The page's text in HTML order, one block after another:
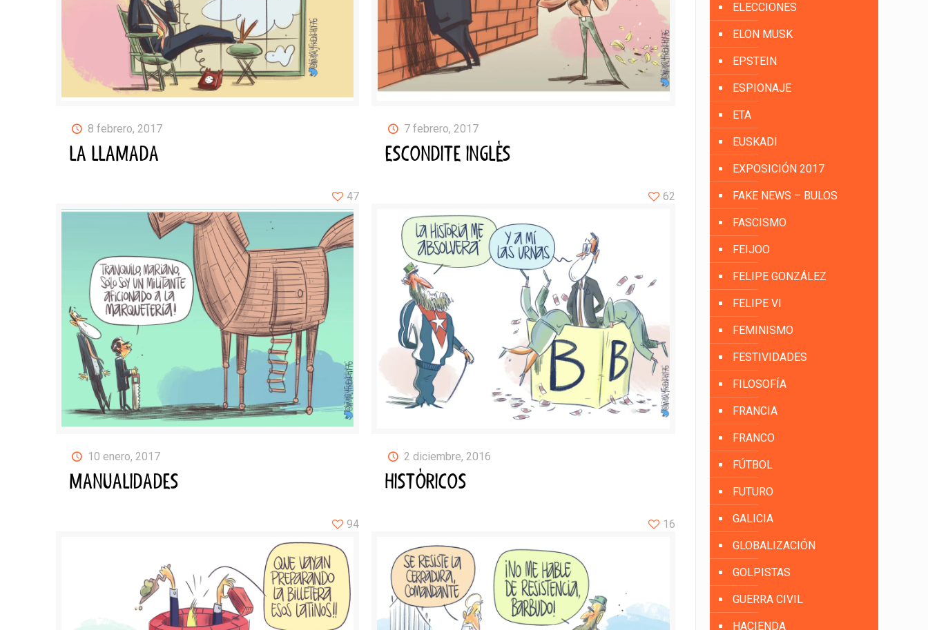
8 febrero, 2017
LA LLAMADA
7 febrero, 2017
ESCONDITE INGLÉS
10 enero, 2017
MANUALIDADES
47
2 diciembre, 2016
HISTÓRICOS
62
94 16
ELECCIONES
ELON MUSK
EPSTEIN
ESPIONAJE
ETA
EUSKADI
EXPOSICIÓN 2017
FAKE NEWS – BULOS
FASCISMO
FEIJOO
FELIPE GONZÁLEZ
FELIPE VI
FEMINISMO
FESTIVIDADES
FILOSOFÍA
FRANCIA
FRANCO
FÚTBOL
FUTURO
GALICIA
GLOBALIZACIÓN
GOLPISTAS
GUERRA CIVIL
HACIENDA